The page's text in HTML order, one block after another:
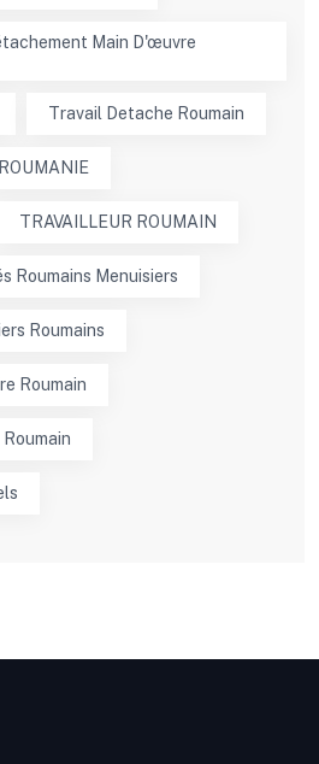
Main D'œuvre
Travail Detache Roumain
TRAVAILLEUR ROUMAIN
Roumains Menuisiers
Roumains
Roumain